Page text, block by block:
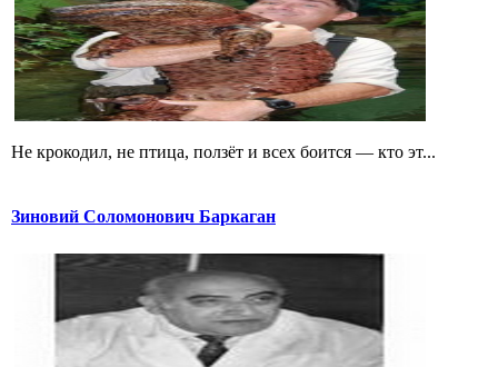
Не крокодил, не птица, ползёт и всех боится — кто эт...
Зиновий Соломонович Баркаган